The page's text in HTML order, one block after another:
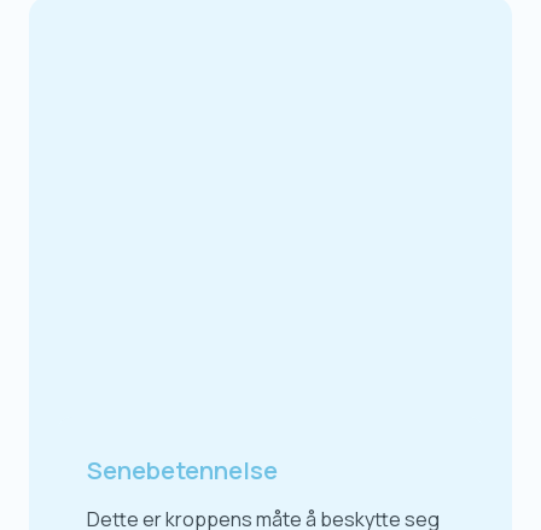
Senebetennelse
Dette er kroppens måte å beskytte seg